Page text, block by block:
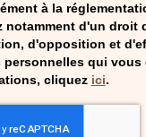
à la
notamment d'un droit
d'opposition et
personnelles qui
cliquez ici.